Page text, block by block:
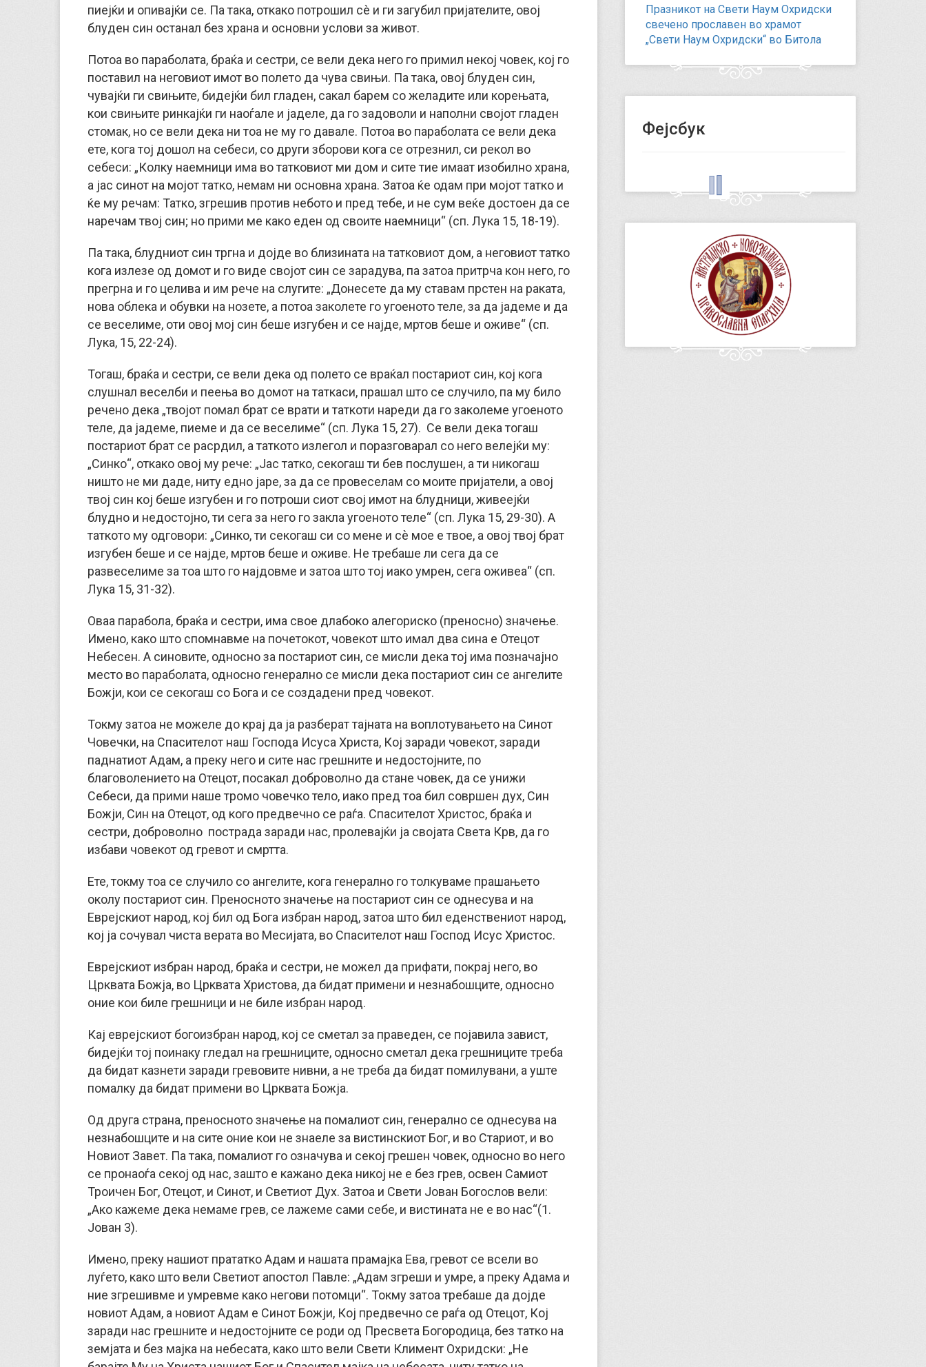
пиејќи и опивајќи се. Па така, откако потрошил сè и ги загубил пријателите, овој
блуден син останал без храна и основни услови за живот.
Потоа во параболата, браќа и сестри, се вели дека него го примил некој човек, кој го
поставил на неговиот имот во полето да чува свињи. Па така, овој блуден син,
чувајќи ги свињите, бидејќи бил гладен, сакал барем со желадите или корењата,
кои свињите ринкајќи ги наоѓале и јаделе, да го задоволи и наполни својот гладен
стомак, но се вели дека ни тоа не му го давале. Потоа во параболата се вели дека
ете, кога тој дошол на себеси, со други зборови кога се отрезнил, си рекол во
себеси: „Колку наемници има во татковиот ми дом и сите тие имаат изобилно храна,
а јас синот на мојот татко, немам ни основна храна. Затоа ќе одам при мојот татко и
ќе му речам: Татко, згрешив против небото и пред тебе, и не сум веќе достоен да се
наречам твој син; но прими ме како еден од своите наемници“ (сп. Лука 15, 18-19).
Па така, блудниот син тргна и дојде во близината на татковиот дом, а неговиот татко
кога излезе од домот и го виде својот син се зарадува, па затоа притрча кон него, го
прегрна и го целива и им рече на слугите: „Донесете да му ставам прстен на раката,
нова облека и обувки на нозете, а потоа заколете го угоеното теле, за да јадеме и да
се веселиме, оти овој мој син беше изгубен и се најде, мртов беше и оживе“ (сп.
Лука, 15, 22-24).
Тогаш, браќа и сестри, се вели дека од полето се враќал постариот син, кој кога
слушнал веселби и пеења во домот на таткаси, прашал што се случило, па му било
речено дека „твојот помал брат се врати и таткоти нареди да го заколеме угоеното
теле, да јадеме, пиеме и да се веселиме“ (сп. Лука 15, 27). Се вели дека тогаш
постариот брат се расрдил, а таткото излегол и поразговарал со него велејќи му:
„Синко“, откако овој му рече: „Јас татко, секогаш ти бев послушен, а ти никогаш
ништо не ми даде, ниту едно јаре, за да се провеселам со моите пријатели, а овој
твој син кој беше изгубен и го потроши сиот свој имот на блудници, живеејќи
блудно и недостојно, ти сега за него го закла угоеното теле“ (сп. Лука 15, 29-30). А
таткото му одговори: „Синко, ти секогаш си со мене и сè мое е твое, а овој твој брат
изгубен беше и се најде, мртов беше и оживе. Не требаше ли сега да се
развеселиме за тоа што го најдовме и затоа што тој иако умрен, сега оживеа“ (сп.
Лука 15, 31-32).
Оваа парабола, браќа и сестри, има свое длабоко алегориско (преносно) значење.
Имено, како што спомнавме на почетокот, човекот што имал два сина е Отецот
Небесен. А синовите, односно за постариот син, се мисли дека тој има позначајно
место во параболата, односно генерално се мисли дека постариот син се ангелите
Божји, кои се секогаш со Бога и се создадени пред човекот.
Токму затоа не можеле до крај да ја разберат тајната на воплотувањето на Синот
Човечки, на Спасителот наш Господа Исуса Христа, Кој заради човекот, заради
паднатиот Адам, а преку него и сите нас грешните и недостојните, по
благоволението на Отецот, посакал доброволно да стане човек, да се унижи
Себеси, да прими наше тромо човечко тело, иако пред тоа бил совршен дух, Син
Божји, Син на Отецот, од кого предвечно се раѓа. Спасителот Христос, браќа и
сестри, доброволно пострада заради нас, пролевајќи ја својата Света Крв, да го
избави човекот од гревот и смртта.
Ете, токму тоа се случило со ангелите, кога генерално го толкуваме прашањето
околу постариот син. Преносното значење на постариот син се однесува и на
Еврејскиот народ, кој бил од Бога избран народ, затоа што бил еденствениот народ,
кој ја сочувал чиста верата во Месијата, во Спасителот наш Господ Исус Христос.
Еврејскиот избран народ, браќа и сестри, не можел да прифати, покрај него, во
Црквата Божја, во Црквата Христова, да бидат примени и незнабошците, односно
оние кои биле грешници и не биле избран народ.
Кај еврејскиот богоизбран народ, кој се сметал за праведен, се појавила завист,
бидејќи тој поинаку гледал на грешниците, односно сметал дека грешниците треба
да бидат казнети заради гревовите нивни, а не треба да бидат помилувани, а уште
помалку да бидат примени во Црквата Божја.
Од друга страна, преносното значење на помалиот син, генерално се однесува на
незнабошците и на сите оние кои не знаеле за вистинскиот Бог, и во Стариот, и во
Новиот Завет. Па така, помалиот го означува и секој грешен човек, односно во него
се пронаоѓа секој од нас, зашто е кажано дека никој не е без грев, освен Самиот
Троичен Бог, Отецот, и Синот, и Светиот Дух. Затоа и Свети Јован Богослов вели:
„Ако кажеме дека немаме грев, се лажеме сами себе, и вистината не е во нас“(1.
Јован 3).
Имено, преку нашиот прататко Адам и нашата прамајка Ева, гревот се всели во
луѓето, како што вели Светиот апостол Павле: „Адам згреши и умре, а преку Адама и
ние згрешивме и умревме како негови потомци“. Токму затоа требаше да дојде
новиот Адам, а новиот Адам е Синот Божји, Кој предвечно се раѓа од Отецот, Кој
заради нас грешните и недостојните се роди од Пресвета Богородица, без татко на
земјата и без мајка на небесата, како што вели Свети Климент Охридски: „Не
Празникот на Свети Наум Охридски
свечено прославен во храмот
„Свети Наум Охридски“ во Битола
Фејсбук